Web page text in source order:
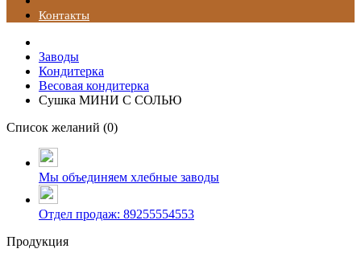
Контакты
Заводы
Кондитерка
Весовая кондитерка
Сушка МИНИ С СОЛЬЮ
Список желаний (0)
Мы объединяем хлебные заводы
Отдел продаж: 89255554553
Продукция